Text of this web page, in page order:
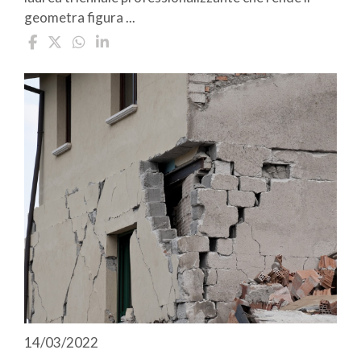
geometra figura ...
14/03/2022